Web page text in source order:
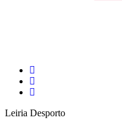
Leiria Desporto